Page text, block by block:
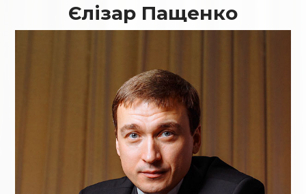
Єлізар Пащенко